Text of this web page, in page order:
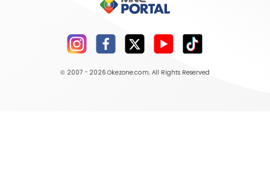
© 2007 - 2026 Okezone.com, All Rights Reserved